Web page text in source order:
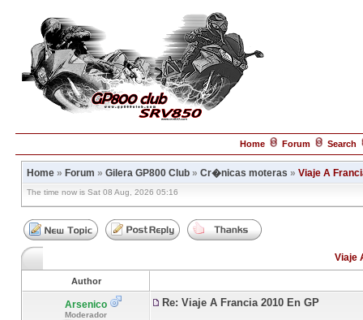
Home Forum Search
Home » Forum » Gilera GP800 Club » Cr�nicas moteras » Viaje A
The time now is Sat 08 Aug, 2026 05:16
Viaje
Author
Arsenico
Moderador
Re: Viaje A Francia 2010 En GP